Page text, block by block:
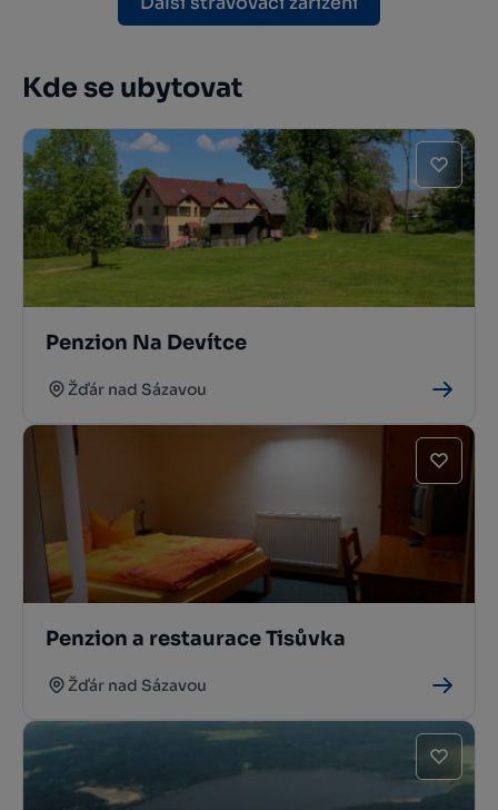
Kde se ubytovat
Penzion Na Devítce
Žďár nad Sázavou
Penzion a restaurace Tisůvka
Žďár nad Sázavou